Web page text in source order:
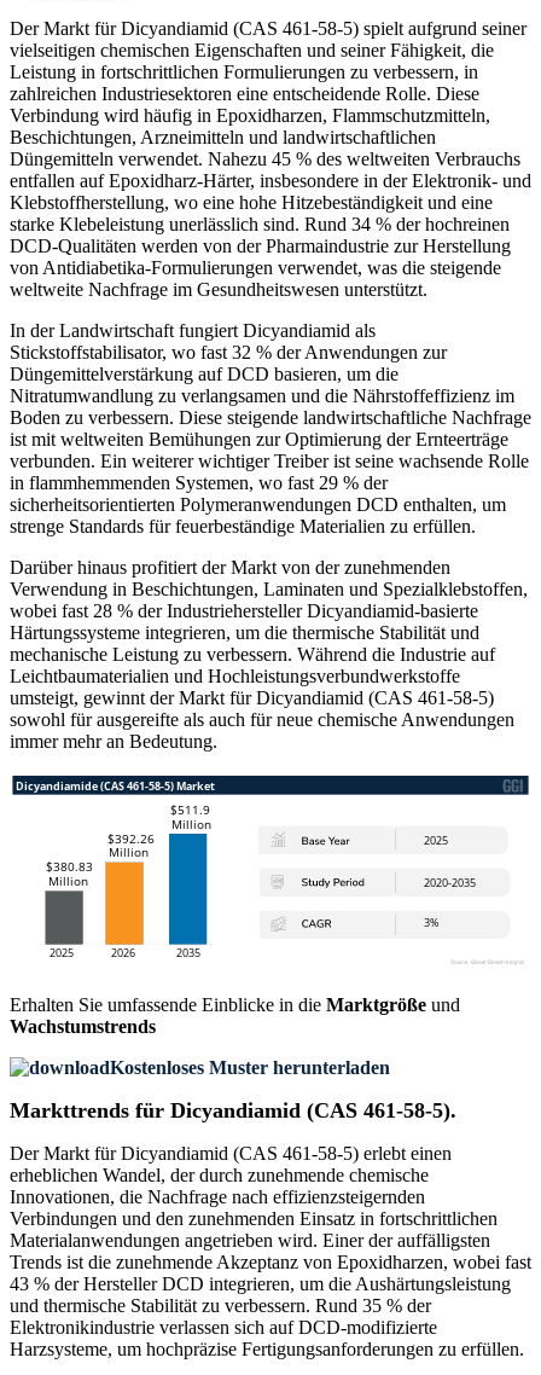
Der Markt für Dicyandiamid (CAS 461-58-5) spielt aufgrund seiner
vielseitigen chemischen Eigenschaften und seiner Fähigkeit, die
Leistung in fortschrittlichen Formulierungen zu verbessern, in
zahlreichen Industriesektoren eine entscheidende Rolle. Diese
Verbindung wird häufig in Epoxidharzen, Flammschutzmitteln,
Beschichtungen, Arzneimitteln und landwirtschaftlichen
Düngemitteln verwendet. Nahezu 45 % des weltweiten Verbrauchs
entfallen auf Epoxidharz-Härter, insbesondere in der Elektronik- und
Klebstoffherstellung, wo eine hohe Hitzebeständigkeit und eine
starke Klebeleistung unerlässlich sind. Rund 34 % der hochreinen
DCD-Qualitäten werden von der Pharmaindustrie zur Herstellung
von Antidiabetika-Formulierungen verwendet, was die steigende
weltweite Nachfrage im Gesundheitswesen unterstützt.
In der Landwirtschaft fungiert Dicyandiamid als
Stickstoffstabilisator, wo fast 32 % der Anwendungen zur
Düngemittelverstärkung auf DCD basieren, um die
Nitratumwandlung zu verlangsamen und die Nährstoffeffizienz im
Boden zu verbessern. Diese steigende landwirtschaftliche Nachfrage
ist mit weltweiten Bemühungen zur Optimierung der Ernteerträge
verbunden. Ein weiterer wichtiger Treiber ist seine wachsende Rolle
in flammhemmenden Systemen, wo fast 29 % der
sicherheitsorientierten Polymeranwendungen DCD enthalten, um
strenge Standards für feuerbeständige Materialien zu erfüllen.
Darüber hinaus profitiert der Markt von der zunehmenden
Verwendung in Beschichtungen, Laminaten und Spezialklebstoffen,
wobei fast 28 % der Industriehersteller Dicyandiamid-basierte
Härtungssysteme integrieren, um die thermische Stabilität und
mechanische Leistung zu verbessern. Während die Industrie auf
Leichtbaumaterialien und Hochleistungsverbundwerkstoffe
umsteigt, gewinnt der Markt für Dicyandiamid (CAS 461-58-5)
sowohl für ausgereifte als auch für neue chemische Anwendungen
immer mehr an Bedeutung.
Erhalten Sie umfassende Einblicke in die Marktgröße und
Wachstumstrends
Kostenloses Muster herunterladen
Markttrends für Dicyandiamid (CAS 461-58-5).
Der Markt für Dicyandiamid (CAS 461-58-5) erlebt einen
erheblichen Wandel, der durch zunehmende chemische
Innovationen, die Nachfrage nach effizienzsteigernden
Verbindungen und den zunehmenden Einsatz in fortschrittlichen
Materialanwendungen angetrieben wird. Einer der auffälligsten
Trends ist die zunehmende Akzeptanz von Epoxidharzen, wobei fast
43 % der Hersteller DCD integrieren, um die Aushärtungsleistung
und thermische Stabilität zu verbessern. Rund 35 % der
Elektronikindustrie verlassen sich auf DCD-modifizierte
Harzsysteme, um hochpräzise Fertigungsanforderungen zu erfüllen.